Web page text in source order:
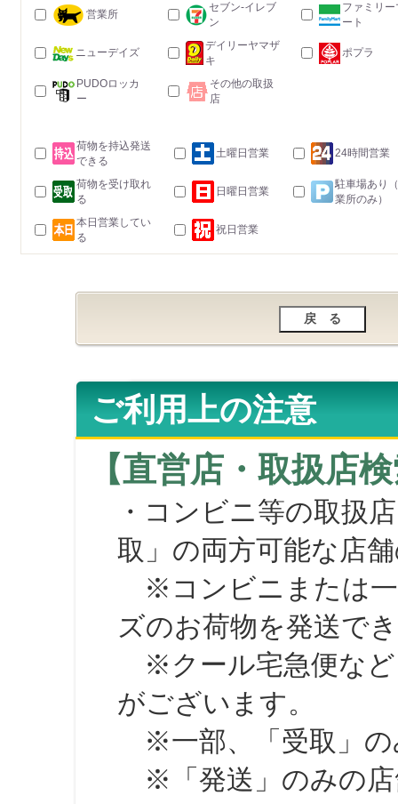
営業所
セブン-イレブ
ン
ファミリー
ート
ニューデイズ
デイリーヤマザ
キ
ポプラ
PUDOロッカ
ー
その他の取扱
店
荷物を持込発送
できる
土曜日営業 24時間営業
荷物を受け取れ
る
日曜日営業
駐車場あり
業所のみ）
本日営業してい
る
祝日営業
ご利用上の注意
【直営店・取扱店
・コンビニ等の取扱
取」の両方可能な店
※コンビニまたは一
ズのお荷物を発送で
※クール宅急便など
がございます。
※一部、「受取」の
※「発送」のみの店